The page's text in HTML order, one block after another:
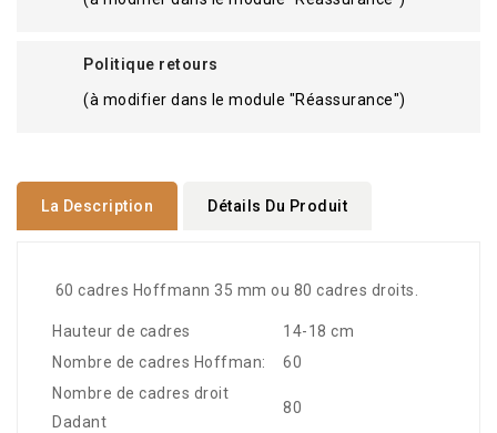
Politique retours
(à modifier dans le module "Réassurance")
La Description Détails Du Produit
60 cadres Hoffmann 35 mm ou 80 cadres droits.
Hauteur de cadres
14-18 cm
Nombre de cadres Hoffman:
60
Nombre de cadres droit
Dadant
80